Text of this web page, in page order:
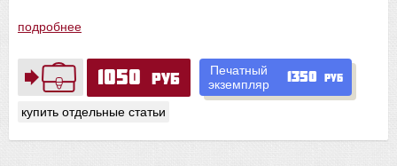
1050 руб
купить отдельные статьи
Печатный
экземпляр
1350 руб
подробнее